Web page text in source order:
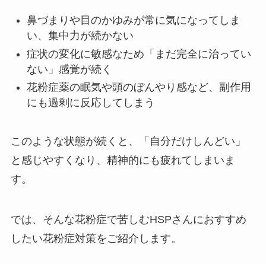
鼻づまりや目のかゆみが常に気になってしま
い、集中力が続かない
症状の変化に敏感なため「まだ完全に治ってい
ない」感覚が続く
花粉症薬の眠気や頭のぼんやり感など、副作用
にも過剰に反応してしまう
このような状態が続くと、「自分だけしんどい」
と感じやすくなり、精神的にも疲れてしまいま
す。
では、そんな花粉症で苦しむHSPさんにおすすめ
したい花粉症対策をご紹介します。